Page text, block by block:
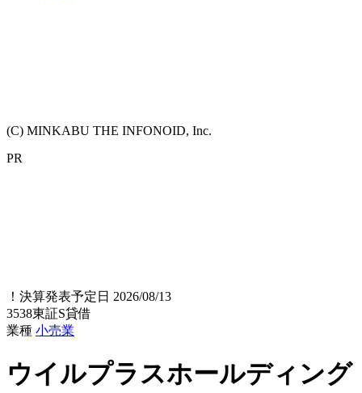
(C) MINKABU THE INFONOID, Inc.
PR
！ 決算発表予定日 2026/08/13
3538東証S貸借
業種 小売業
ウイルプラスホールディング